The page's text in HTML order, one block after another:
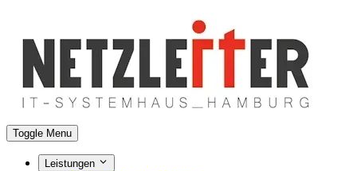
Toggle Menu
Leistungen